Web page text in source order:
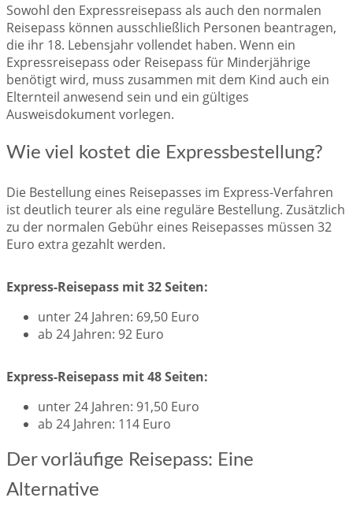
Sowohl den Expressreisepass als auch den normalen
Reisepass können ausschließlich Personen beantragen,
die ihr 18. Lebensjahr vollendet haben. Wenn ein
Expressreisepass oder Reisepass für Minderjährige
benötigt wird, muss zusammen mit dem Kind auch ein
Elternteil anwesend sein und ein gültiges
Ausweisdokument vorlegen.
Wie viel kostet die Expressbestellung?
Die Bestellung eines Reisepasses im Express-Verfahren
ist deutlich teurer als eine reguläre Bestellung. Zusätzlich
zu der normalen Gebühr eines Reisepasses müssen 32
Euro extra gezahlt werden.
Express-Reisepass mit 32 Seiten:
unter 24 Jahren: 69,50 Euro
ab 24 Jahren: 92 Euro
Express-Reisepass mit 48 Seiten:
unter 24 Jahren: 91,50 Euro
ab 24 Jahren: 114 Euro
Der vorläufige Reisepass: Eine
Alternative